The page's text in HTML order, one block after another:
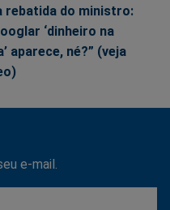
rebatida do ministro:
‘dinheiro na
aparece, né?” (veja
e-mail.